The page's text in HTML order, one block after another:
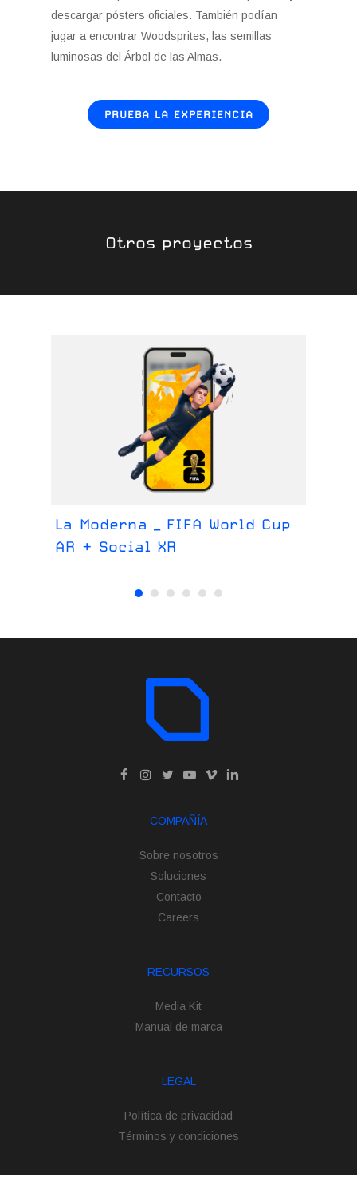
descargar pósters oficiales. También podían
jugar a encontrar Woodsprites, las semillas
luminosas del Árbol de las Almas.
PRUEBA LA EXPERIENCIA
Otros proyectos
La Moderna _ FIFA World Cup
AR + Social XR
COMPAÑÍA
Sobre nosotros
Soluciones
Contacto
Careers
RECURSOS
Media Kit
Manual de marca
LEGAL
Política de privacidad
Términos y condiciones